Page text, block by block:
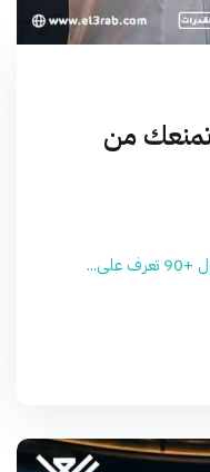
تمنعك من